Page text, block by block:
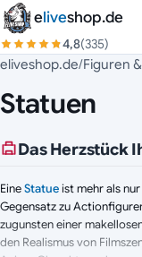
Zum Inhalt springen
eliveshop.de
4,8(335)
eliveshop.de/Figuren
Statuen
Das Herzstück
EineStatueist mehr als
Gegensatz zu
zugunsten einer
den Realismus von